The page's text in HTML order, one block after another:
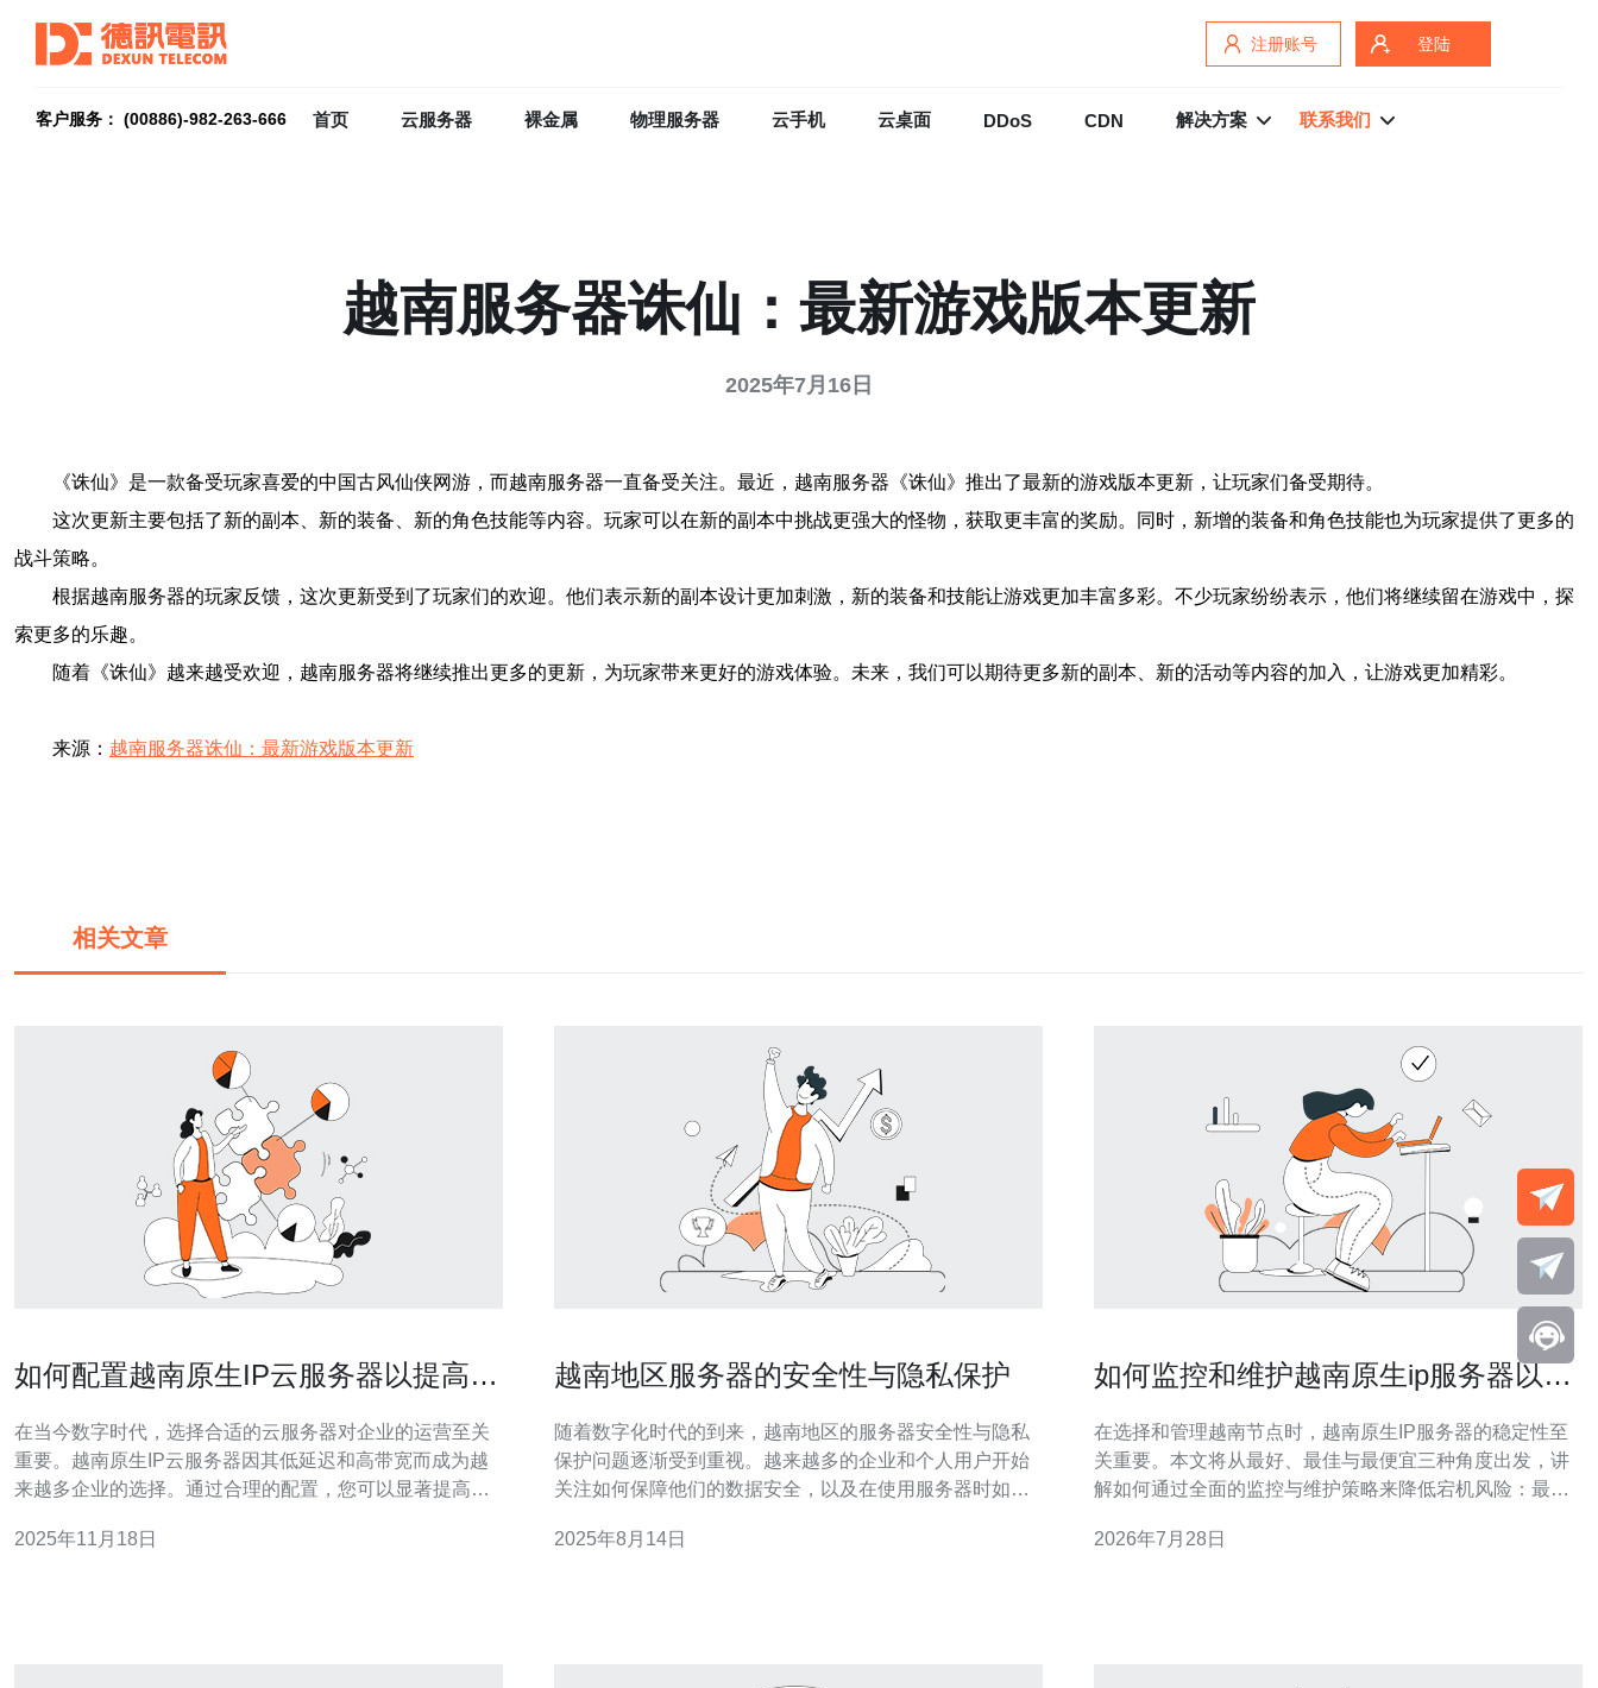
注册账号 登陆
客户服务： (00886)-982-263-666 首页 云服务器 裸金属 物理服务器 云手机 云桌面 DDoS CDN 解决方案 联系我们
越南服务器诛仙：最新游戏版本更新
2025年7月16日
《诛仙》是一款备受玩家喜爱的中国古风仙侠网游，而越南服务器一直备受关注。最近，越南服务器《诛仙》推出了最新的游戏版本更新，让玩家们备受期待。
这次更新主要包括了新的副本、新的装备、新的角色技能等内容。玩家可以在新的副本中挑战更强大的怪物，获取更丰富的奖励。同时，新增的装备和角色技能也为玩家提供了更多的
战斗策略。
根据越南服务器的玩家反馈，这次更新受到了玩家们的欢迎。他们表示新的副本设计更加刺激，新的装备和技能让游戏更加丰富多彩。不少玩家纷纷表示，他们将继续留在游戏中，探
索更多的乐趣。
随着《诛仙》越来越受欢迎，越南服务器将继续推出更多的更新，为玩家带来更好的游戏体验。未来，我们可以期待更多新的副本、新的活动等内容的加入，让游戏更加精彩。
来源： 越南服务器诛仙：最新游戏版本更新
相关文章
如何配置越南原生IP云服务器以提高效
在当今数字时代，选择合适的云服务器对企业的运营至关
重要。越南原生IP云服务器因其低延迟和高带宽而成为越
来越多企业的选择。通过合理的配置，您可以显著提高网
云服务器，并推荐德讯电讯作为优质的服务提供商。 选择
2025年11月18日
越南地区服务器的安全性与隐私保护
随着数字化时代的到来，越南地区的服务器安全性与隐私
保护问题逐渐受到重视。越来越多的企业和个人用户开始
关注如何保障他们的数据安全，以及在使用服务器时如何
私保护措施以及相关的法律法规，帮助读者全面了解这一
2025年8月14日
如何监控和维护越南原生ip服务器以降
在选择和管理越南节点时，越南原生IP服务器的稳定性至
关重要。本文将从最好、最佳与最便宜三种角度出发，讲
解如何通过全面的监控与维护策略来降低宕机风险：最好
主动监控、日志分析与自动化修复流程；而最便宜的方案
2026年7月28日